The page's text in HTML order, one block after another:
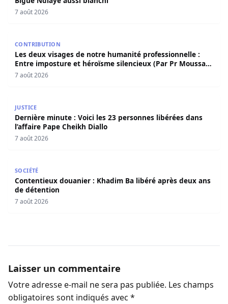
7 août 2026
CONTRIBUTION
Les deux visages de notre humanité professionnelle :
Entre imposture et héroïsme silencieux (Par Pr Moussa
Seydi)
7 août 2026
JUSTICE
Dernière minute : Voici les 23 personnes libérées dans
l’affaire Pape Cheikh Diallo
7 août 2026
SOCIÉTÉ
Contentieux douanier : Khadim Ba libéré après deux ans
de détention
7 août 2026
Laisser un commentaire
Votre adresse e-mail ne sera pas publiée. Les champs
obligatoires sont indiqués avec *